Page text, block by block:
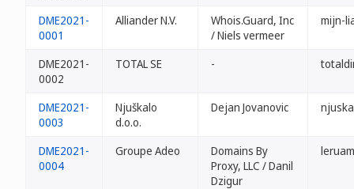
DME2021-
0001
Alliander N.V.
Whois.Guard, Inc
/ Niels vermeer
mijn-
DME2021-
0002
TOTAL SE -
DME2021-
0003
Njuškalo
d.o.o.
Dejan Jovanovic
DME2021-
0004
Groupe Adeo
Domains By
Proxy, LLC / Danil
Dzigur